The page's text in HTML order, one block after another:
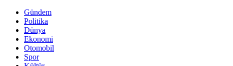
Gündem
Politika
Dünya
Ekonomi
Otomobil
Spor